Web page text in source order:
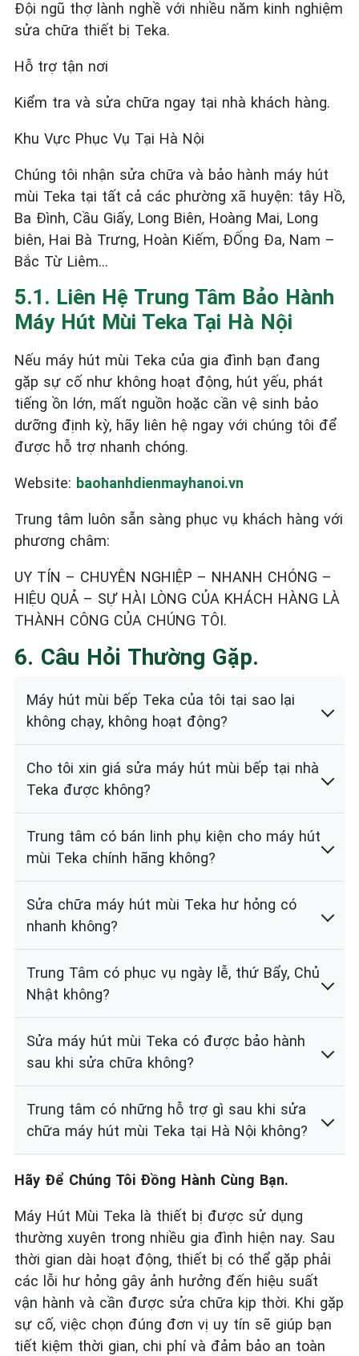
Đội ngũ thợ lành nghề với nhiều năm kinh nghiệm
sửa chữa thiết bị Teka.
Hỗ trợ tận nơi
Kiểm tra và sửa chữa ngay tại nhà khách hàng.
Khu Vực Phục Vụ Tại Hà Nội
Chúng tôi nhận sửa chữa và bảo hành máy hút
mùi Teka tại tất cả các phường xã huyện: tây Hồ,
Ba Đình, Cầu Giấy, Long Biên, Hoàng Mai, Long
biên, Hai Bà Trưng, Hoàn Kiếm, ĐỐng Đa, Nam –
Bắc Từ Liêm…
5.1. Liên Hệ Trung Tâm Bảo Hành
Máy Hút Mùi Teka Tại Hà Nội
Nếu máy hút mùi Teka của gia đình bạn đang
gặp sự cố như không hoạt động, hút yếu, phát
tiếng ồn lớn, mất nguồn hoặc cần vệ sinh bảo
dưỡng định kỳ, hãy liên hệ ngay với chúng tôi để
được hỗ trợ nhanh chóng.
Website: baohanhdienmayhanoi.vn
Trung tâm luôn sẵn sàng phục vụ khách hàng với
phương châm:
UY TÍN – CHUYÊN NGHIỆP – NHANH CHÓNG –
HIỆU QUẢ – SỰ HÀI LÒNG CỦA KHÁCH HÀNG LÀ
THÀNH CÔNG CỦA CHÚNG TÔI.
6. Câu Hỏi Thường Gặp.
Máy hút mùi bếp Teka của tôi tại sao lại
không chạy, không hoạt động?
Cho tôi xin giá sửa máy hút mùi bếp tại nhà
Teka được không?
Trung tâm có bán linh phụ kiện cho máy hút
mùi Teka chính hãng không?
Sửa chữa máy hút mùi Teka hư hỏng có
nhanh không?
Trung Tâm có phục vụ ngày lễ, thứ Bẩy, Chủ
Nhật không?
Sửa máy hút mùi Teka có được bảo hành
sau khi sửa chữa không?
Trung tâm có những hỗ trợ gì sau khi sửa
chữa máy hút mùi Teka tại Hà Nội không?
Hãy Để Chúng Tôi Đồng Hành Cùng Bạn.
Máy Hút Mùi Teka là thiết bị được sử dụng
thường xuyên trong nhiều gia đình hiện nay. Sau
thời gian dài hoạt động, thiết bị có thể gặp phải
các lỗi hư hỏng gây ảnh hưởng đến hiệu suất
vận hành và cần được sửa chữa kịp thời. Khi gặp
sự cố, việc chọn đúng đơn vị uy tín sẽ giúp bạn
tiết kiệm thời gian, chi phí và đảm bảo an toàn